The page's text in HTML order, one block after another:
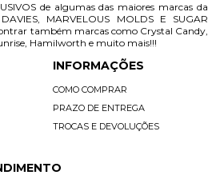
de algumas das maiores marcas da
MARVELOUS MOLDS E SUGAR
também marcas como Crystal Candy,
Hamilworth e muito mais!!!
INFORMAÇÕES
COMO COMPRAR
PRAZO DE ENTREGA
TROCAS E DEVOLUÇÕES